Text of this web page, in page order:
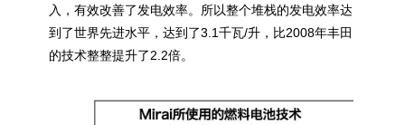
入，有效改善了发电效率。所以整个堆栈的发电效率达
到了世界先进水平，达到了3.1千瓦/升，比2008年丰田
的技术整整提升了2.2倍。